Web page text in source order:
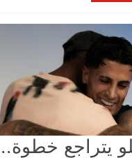
يتراجع خطوة..